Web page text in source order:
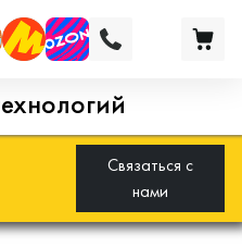
Связаться с
нами